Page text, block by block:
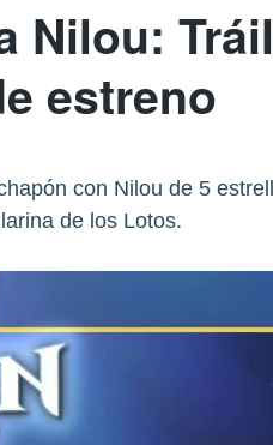
Nilou:
estreno
con Nilou de 5
de los Lotos.